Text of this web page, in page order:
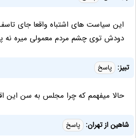
این سیاست های اشتباه واقعا جای
دودش توی چشم مردم معمولی میره نه
تبیز: پاسخ
حالا میفهمم که چرا مجلس به سن این
شاهین از تهران: پاسخ